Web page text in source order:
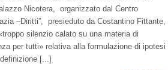
Nicotera, organizzato dal Centro
–Diritti”, presieduto da Costantino Fittante,
silenzio calato su una materia di
per tutti» relativa alla formulazione di ipotesi
[...]